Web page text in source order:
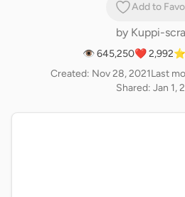
Add to
by Kuppi-
👁 645,250❤️ 2,992
Created: Nov 28, 2021Last
Shared: Jan 1,